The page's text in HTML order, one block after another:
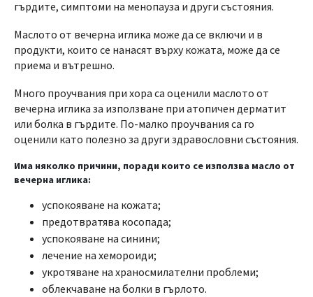
гърдите, симптоми на менопауза и други състояния.
Маслото от вечерна иглика може да се включи и в
продукти, които се нанасят върху кожата, може да се
приема и вътрешно.
Много проучвания при хора са оценили маслото от
вечерна иглика за използване при атопичен дерматит
или болка в гърдите. По-малко проучвания са го
оценили като полезно за други здравословни състояния.
Има няколко причини, поради които се използва масло от
вечерна иглика:
успокояване на кожата;
предотвратява косопада;
успокояване на синини;
лечение на хемороиди;
укротяване на храносмилателни проблеми;
облекчаване на болки в гърлото.